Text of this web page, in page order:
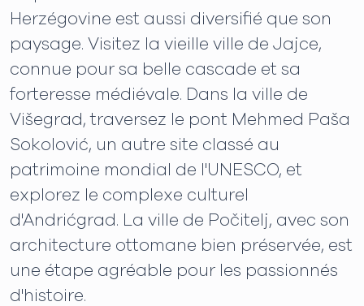
Herzégovine est aussi diversifié que son
paysage. Visitez la vieille ville de Jajce,
connue pour sa belle cascade et sa
forteresse médiévale. Dans la ville de
Višegrad, traversez le pont Mehmed Paša
Sokolović, un autre site classé au
patrimoine mondial de l'UNESCO, et
explorez le complexe culturel
d'Andrićgrad. La ville de Počitelj, avec son
architecture ottomane bien préservée, est
une étape agréable pour les passionnés
d'histoire.